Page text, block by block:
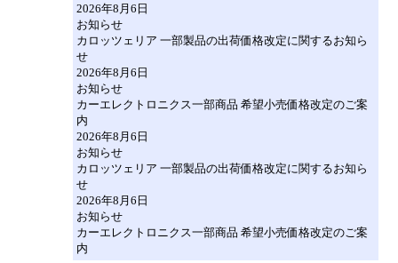
2026年8月6日
お知らせ
カロッツェリア 一部製品の出荷価格改定に関するお知ら
せ
2026年8月6日
お知らせ
カーエレクトロニクス一部商品 希望小売価格改定のご案
内
2026年8月6日
お知らせ
カロッツェリア 一部製品の出荷価格改定に関するお知ら
せ
2026年8月6日
お知らせ
カーエレクトロニクス一部商品 希望小売価格改定のご案
内